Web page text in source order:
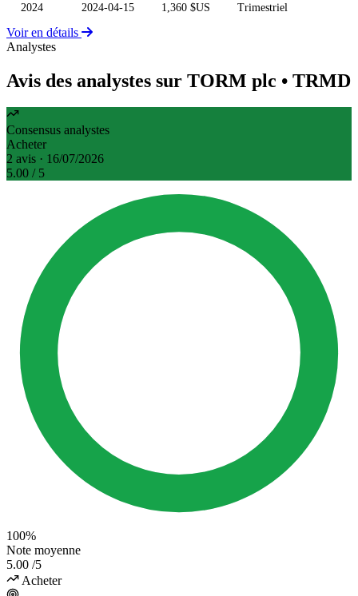
2024 2024-04-15 1,360 $US Trimestriel
Voir en détails
Analystes
Avis des analystes sur TORM plc • TRMD
Consensus analystes
Acheter
2 avis · 16/07/2026
5.00 / 5
100%
Note moyenne
5.00 /5
Acheter